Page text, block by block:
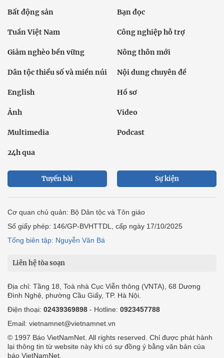
Bất động sản Bạn đọc
Tuần Việt Nam Công nghiệp hỗ trợ
Giảm nghèo bền vững Nông thôn mới
Dân tộc thiểu số và miền núi Nội dung chuyên đề
English Hồ sơ
Ảnh Video
Multimedia Podcast
24h qua
Tuyến bài Sự kiện
Cơ quan chủ quản: Bộ Dân tộc và Tôn giáo
Số giấy phép: 146/GP-BVHTTDL, cấp ngày 17/10/2025
Tổng biên tập: Nguyễn Văn Bá
Liên hệ tòa soạn
Địa chỉ: Tầng 18, Toà nhà Cục Viễn thông (VNTA), 68 Dương
Đình Nghệ, phường Cầu Giấy, TP. Hà Nội.
Điện thoại: 02439369898 - Hotline: 0923457788
Email: vietnamnet@vietnamnet.vn
© 1997 Báo VietNamNet. All rights reserved. Chỉ được phát hành
lại thông tin từ website này khi có sự đồng ý bằng văn bản của
báo VietNamNet.